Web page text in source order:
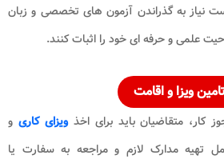
نیاز به گذراندن آزمون های تخصصی و زبان
علمی و حرفه ای خود را اثبات کنند.
ویزا و اقامت
کار، متقاضیان باید برای اخذویزای کاری و
تهیه مدارک لازم و مراجعه به سفارت یا